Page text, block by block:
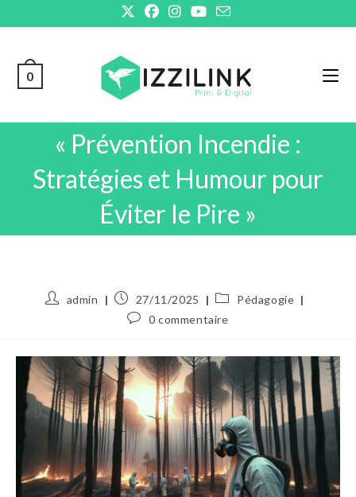
to
0
« Prévention Incendie :
Stratégies et Humour pour
Éviter le Pire »
Auteur/autrice
admin
Publication
publiée :
27/11/2025
Post
category:
Pédagogie
Commentaires
publication :
0 commentaire